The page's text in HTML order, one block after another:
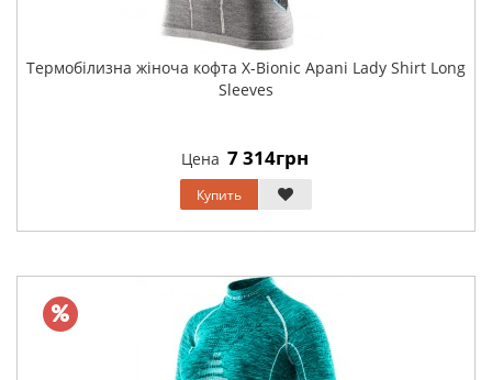
Термобілизна жіноча кофта X-Bionic Apani Lady Shirt Long
Sleeves
Цена 7 314грн
Купить